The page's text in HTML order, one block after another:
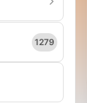
1279